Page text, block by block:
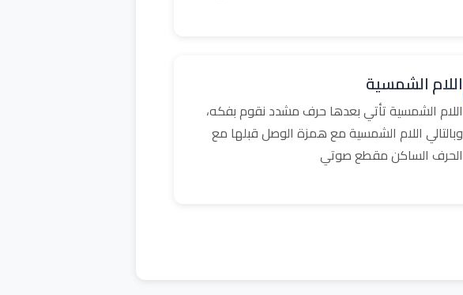
اللام الشمسية
اللام الشمسية تأتي بعدها حرف مشدد نقوم بفكه،
وبالتالي اللام الشمسية مع همزة الوصل قبلها مع
الحرف الساكن مقطع صوتي